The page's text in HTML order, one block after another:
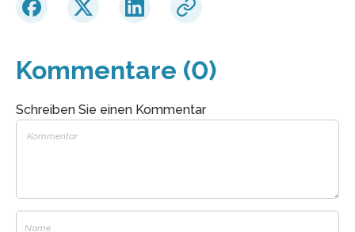
Kommentare (0)
Schreiben Sie einen Kommentar